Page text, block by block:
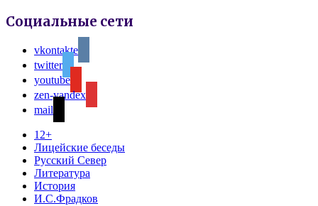
Социальные сети
vkontakte
twitter
youtube
zen-yandex
mail
12+
Лицейские беседы
Русский Север
Литература
История
И.С.Фрадков